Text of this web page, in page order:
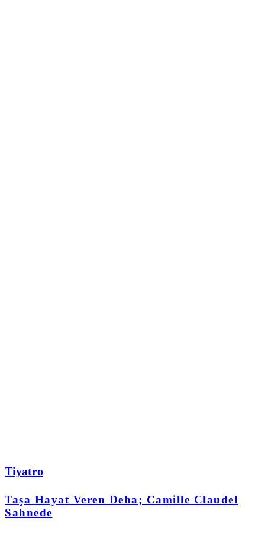
Tiyatro
Taşa Hayat Veren Deha; Camille Claudel
Sahnede